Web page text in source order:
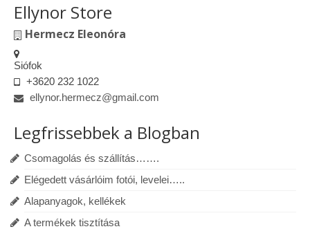
Ellynor Store
Hermecz Eleonóra
Siófok
+3620 232 1022
ellynor.hermecz@gmail.com
Legfrissebbek a Blogban
Csomagolás és szállítás…….
Elégedett vásárlóim fotói, levelei…..
Alapanyagok, kellékek
A termékek tisztítása